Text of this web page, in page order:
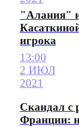
"Алания"
игрока
13:00
2 ИЮЛ
2021
Скандал с
Франции: